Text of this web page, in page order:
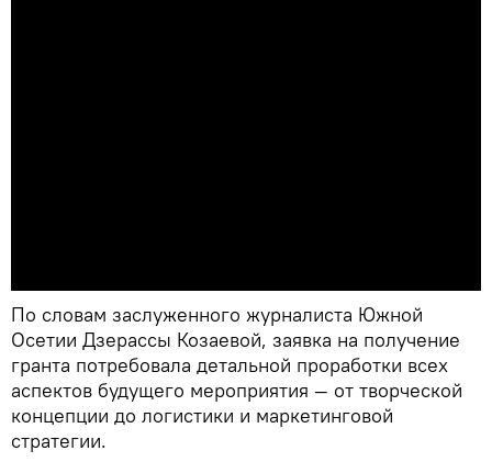
По словам заслуженного журналиста Южной
Осетии Дзерассы Козаевой, заявка на получение
гранта потребовала детальной проработки всех
аспектов будущего мероприятия — от творческой
концепции до логистики и маркетинговой
стратегии.